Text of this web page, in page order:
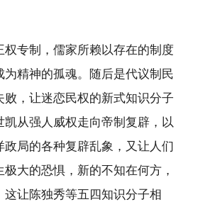
权专制，儒家所赖以存在的制度
为精神的孤魂。随后是代议制民
败，让迷恋民权的新式知识分子
凯从强人威权走向帝制复辟，以
政局的各种复辟乱象，又让人们
大的恐惧，新的不知在何方，
这让陈独秀等五四知识分子相